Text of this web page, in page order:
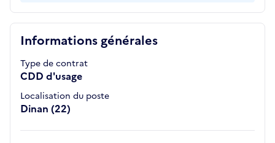
Informations générales
Type de contrat
CDD d'usage
Localisation du poste
Dinan (22)